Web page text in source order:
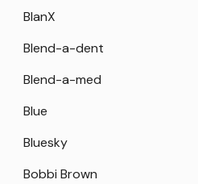
BlanX
Blend-a-dent
Blend-a-med
Blue
Bluesky
Bobbi Brown